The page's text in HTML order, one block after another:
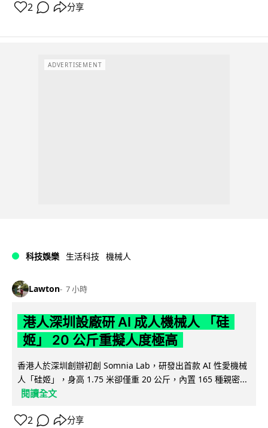
2 分享
ADVERTISEMENT
科技娛樂 生活科技 機械人
Lawton 7 小時
港人深圳設廠研 AI 成人機械人 「硅
姬」 20 公斤重擬人度極高
香港人於深圳創辦初創 Somnia Lab，研發出首款 AI 性愛機械
人「硅姬」，身高 1.75 米卻僅重 20 公斤，內置 165 種親密...
閱讀全文
2 分享